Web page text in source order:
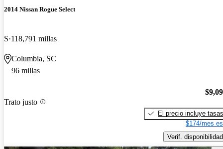
2014 Nissan Rogue Select
S 118,791 millas
Columbia, SC
96 millas
Trato justo
El precio incluye tasas
$174/mes
Verif. disponibilidad